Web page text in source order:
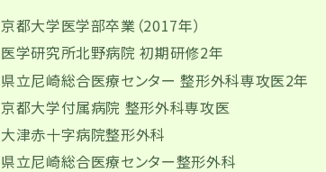
京都大学医学部卒業（2017年）
医学研究所北野病院 初期研修2年
県立尼崎総合医療センター 整形外科専攻医2年
京都大学付属病院 整形外科専攻医
大津赤十字病院整形外科
県立尼崎総合医療センター整形外科